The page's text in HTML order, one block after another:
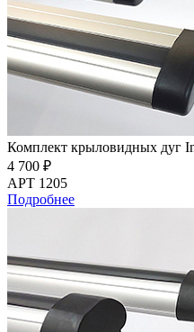
Комплект крыловидных дуг
4 700 ₽
АРТ 1205
Подробнее